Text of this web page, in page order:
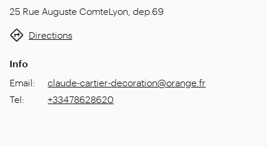
25 Rue Auguste ComteLyon dep.69
Directions
Info
Email:
claude-cartier-decoration@orange.fr
Tel: +33478628620